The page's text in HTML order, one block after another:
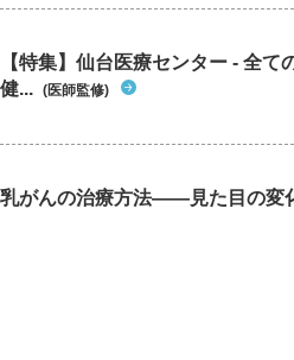
【特集】仙台医療センター - 全
健... (医師監修)
乳がんの治療方法――見た目の変